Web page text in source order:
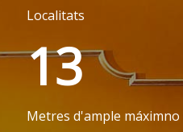
Localitats
13
Metres d'ample máximno